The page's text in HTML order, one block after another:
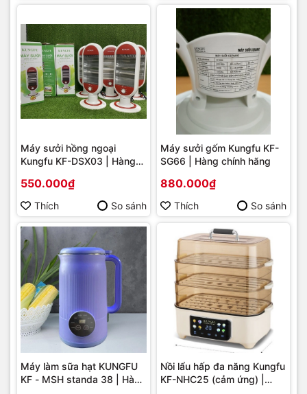
Máy sưởi hồng ngoại
Kungfu KF-DSX03 | Hàng
550.000₫
Thích So sánh
Máy sưởi gốm Kungfu KF-
SG66 | Hàng chính hãng
880.000₫
Thích So sánh
Máy làm sữa hạt KUNGFU
KF - MSH standa 38 | Hàng
Nồi lẩu hấp đa năng Kungfu
KF-NHC25 (cảm ứng) |